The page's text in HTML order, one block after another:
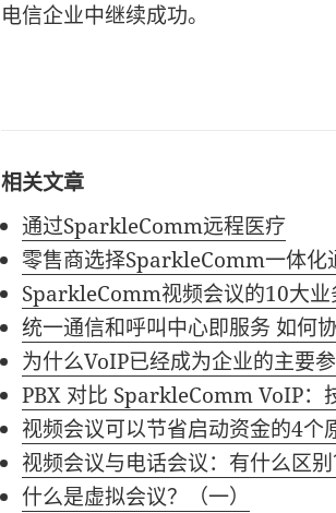
电信企业中继续成功。
相关文章
通过SparkleComm远程医疗
零售商选择SparkleComm一体化
SparkleComm视频会议的10大业
统一通信和呼叫中心即服务 如何
为什么VoIP已经成为企业的主要参
PBX 对比 SparkleComm VoIP：
视频会议可以节省启动资金的4个
视频会议与电话会议：有什么区别
什么是虚拟会议？（一）